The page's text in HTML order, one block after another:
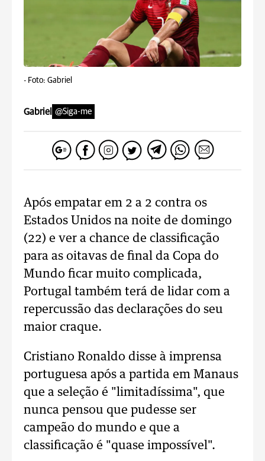
- Foto: Gabriel
Gabriel @Siga-me
Após empatar em 2 a 2 contra os
Estados Unidos na noite de domingo
(22) e ver a chance de classificação
para as oitavas de final da Copa do
Mundo ficar muito complicada,
Portugal também terá de lidar com a
repercussão das declarações do seu
maior craque.
Cristiano Ronaldo disse à imprensa
portuguesa após a partida em Manaus
que a seleção é "limitadíssima", que
nunca pensou que pudesse ser
campeão do mundo e que a
classificação é "quase impossível".